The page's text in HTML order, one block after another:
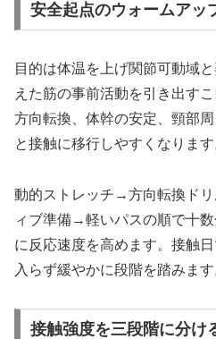
安全起点のウォームアッ
目的は体温を上げ関節可動域
えた筋の事前活動を引き出す
方向転換、体幹の安定、頸部
と接触に移行しやすくなります
動的ストレッチ→方向転換ド
ィブ準備→軽いパスの順で十
に反応速度を高めます。接触
入らず緩やかに段階を踏みます
接触強度を三段階に分け